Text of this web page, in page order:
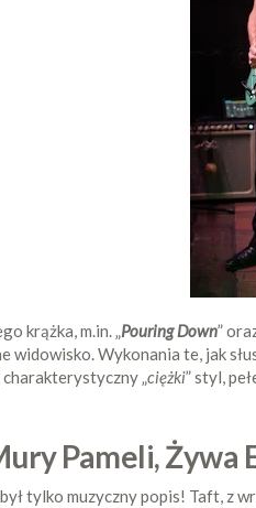
krążka, m.in. „Pouring Down”
widowisko. Wykonania te, jak
„ciężki” styl,
Pameli, Żywa
tylko muzyczny popis! Taft, z